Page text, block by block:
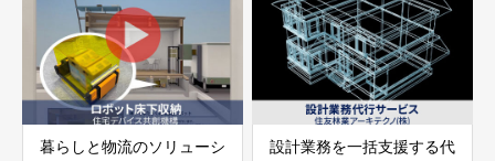
暮らしと物流のソリューシ
設計業務を一括支援する代